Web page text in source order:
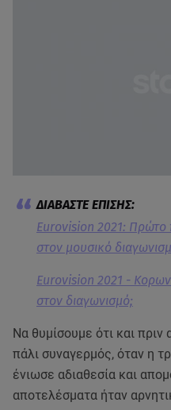
Eurovision 2021: Πρώτο
στον μουσικό
Eurovision 2021 -
στον διαγωνισμό;
Να θυμίσουμε ότι και
πάλι συναγερμός, όταν η
ένιωσε αδιαθεσία και
αποτελέσματα ήταν